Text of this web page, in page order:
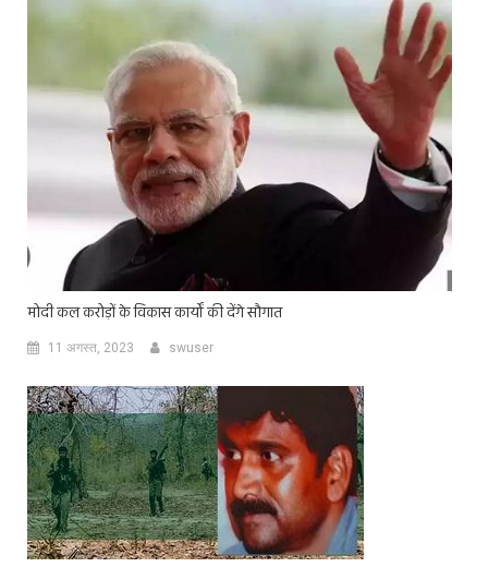
मोदी कल करोड़ों के विकास कार्यों की देंगे सौगात
11 अगस्त, 2023 swuser